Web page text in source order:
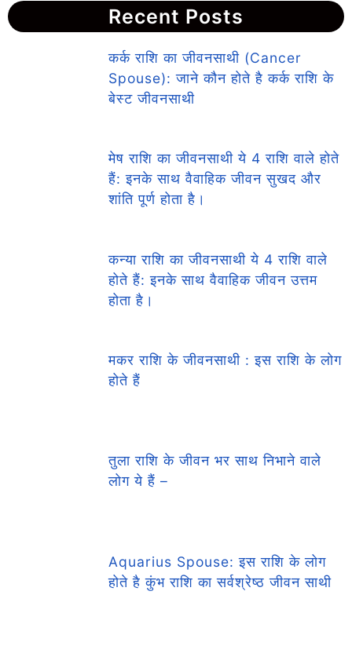
Recent Posts
कर्क राशि का जीवनसाथी (Cancer
Spouse): जाने कौन होते है कर्क राशि के
बेस्ट जीवनसाथी
मेष राशि का जीवनसाथी ये 4 राशि वाले होते
हैं: इनके साथ वैवाहिक जीवन सुखद और
शांति पूर्ण होता है।
कन्या राशि का जीवनसाथी ये 4 राशि वाले
होते हैं: इनके साथ वैवाहिक जीवन उत्तम
होता है।
मकर राशि के जीवनसाथी : इस राशि के लोग
होते हैं
तुला राशि के जीवन भर साथ निभाने वाले
लोग ये हैं –
Aquarius Spouse: इस राशि के लोग
होते है कुंभ राशि का सर्वश्रेष्ठ जीवन साथी